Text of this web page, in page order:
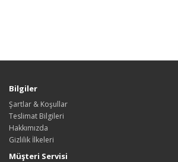
Bilgiler
Şartlar & Koşullar
Teslimat Bilgileri
Hakkımızda
Gizlilik İlkeleri
Müşteri Servisi